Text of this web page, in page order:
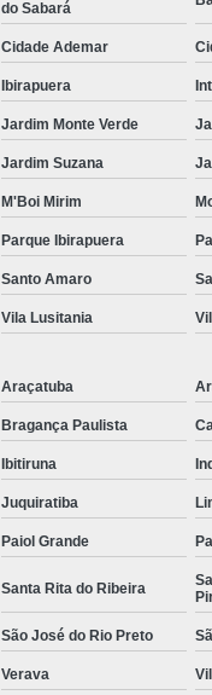
do Sabará
Cidade Ademar
Ibirapuera
Jardim Monte Verde
Jardim Suzana
M'Boi Mirim
Parque Ibirapuera
Santo Amaro
Vila Lusitania
Araçatuba
Bragança Paulista
Ibitiruna
Juquiratiba
Paiol Grande
Santa Rita do Ribeira
São José do Rio Preto
Verava